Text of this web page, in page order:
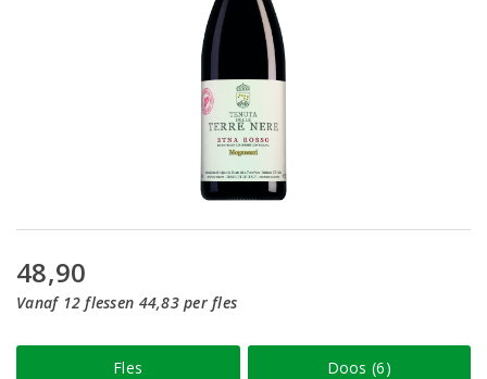
48,90
Vanaf 12 flessen 44,83 per fles
Fles Doos (6)